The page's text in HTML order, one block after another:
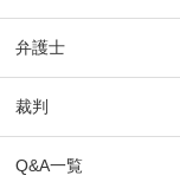
弁護士
裁判
Q&A一覧